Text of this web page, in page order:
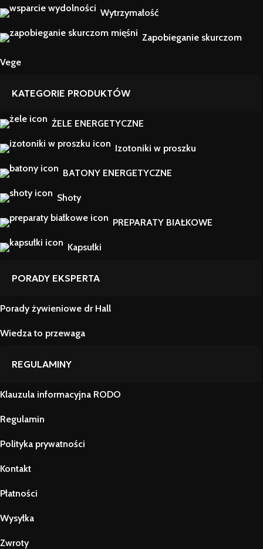
Wytrzymałość
Zapobieganie skurczom
Vege
KATEGORIE PRODUKTÓW
ŻELE ENERGETYCZNE
Izotoniki w proszku
BATONY ENERGETYCZNE
Shoty
PREPARATY BIAŁKOWE
Kapsułki
PORADY EKSPERTA
Porady żywieniowe dr Hall
Wiedza to przewaga
REGULAMINY
Klauzula informacyjna RODO
Regulamin
Polityka prywatności
Kontakt
Płatności
Wysyłka
Zwroty